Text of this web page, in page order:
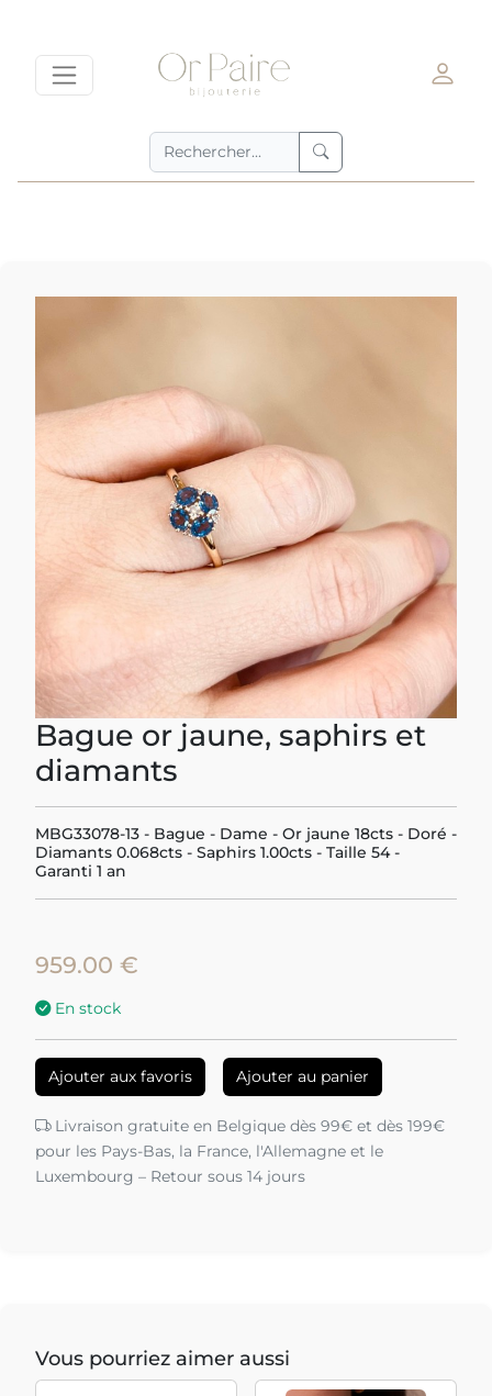
Bague or jaune, saphirs et
diamants
MBG33078-13 - Bague - Dame - Or jaune 18cts - Doré -
Diamants 0.068cts - Saphirs 1.00cts - Taille 54 -
Garanti 1 an
959.00 €
En stock
Ajouter aux favoris Ajouter au panier
Livraison gratuite en Belgique dès 99€ et dès 199€
pour les Pays-Bas, la France, l'Allemagne et le
Luxembourg – Retour sous 14 jours
Vous pourriez aimer aussi